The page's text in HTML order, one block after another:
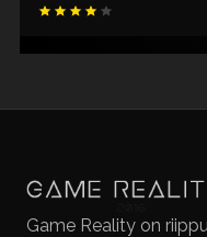
Game Reality on